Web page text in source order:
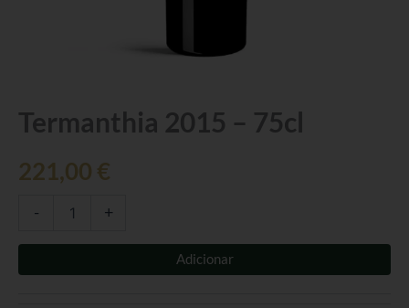
Termanthia 2015 – 75cl
221,00 €
-
Quantidade
de
2015
+
Adicionar